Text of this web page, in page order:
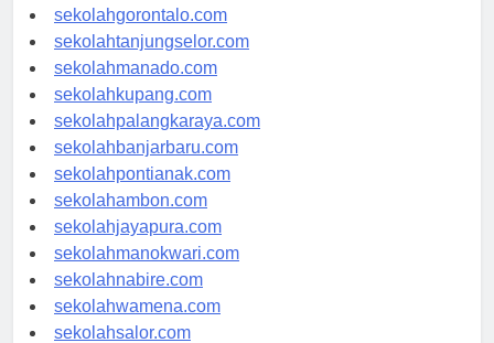
sekolahgorontalo.com
sekolahtanjungselor.com
sekolahmanado.com
sekolahkupang.com
sekolahpalangkaraya.com
sekolahbanjarbaru.com
sekolahpontianak.com
sekolahambon.com
sekolahjayapura.com
sekolahmanokwari.com
sekolahnabire.com
sekolahwamena.com
sekolahsalor.com